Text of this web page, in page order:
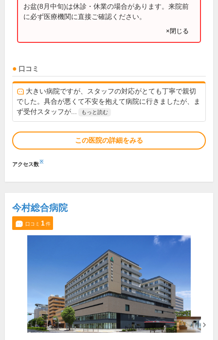
お盆(8月中旬)は休診・休業の場合があります。来院前
に必ず医療機関に直接ご確認ください。
×閉じる
口コミ
大きい病院ですが、スタッフの対応がとても丁寧で親切
でした。具合が悪くて不安を抱えて病院に行きましたが、ま
ず受付スタッフが...
もっと読む
この医院の詳細をみる
アクセス数※
今村総合病院
口コミ 1件